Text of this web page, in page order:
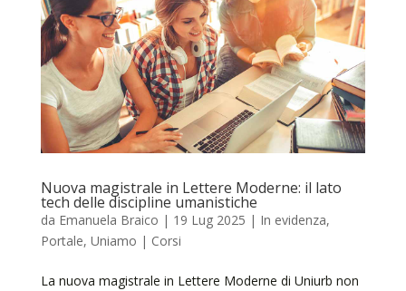
Nuova magistrale in Lettere Moderne: il lato
tech delle discipline umanistiche
da Emanuela Braico | 19 Lug 2025 | In evidenza,
Portale, Uniamo | Corsi
La nuova magistrale in Lettere Moderne di Uniurb non